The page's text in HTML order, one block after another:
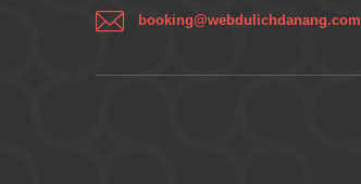
booking@webdulichdanang.com